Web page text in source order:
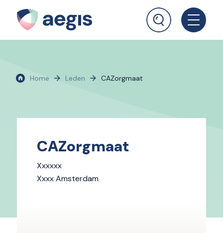
Home Leden CAZorgmaat
CAZorgmaat
Xxxxxx
Xxxx Amsterdam